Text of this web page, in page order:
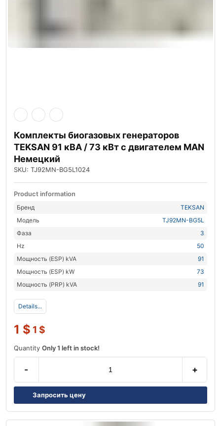
Комплекты биогазовых генераторов
TEKSAN 91 кВА / 73 кВт с двигателем MAN
Немецкий
SKU: TJ92MN-BG5L1024
Product information
Бренд
TEKSAN
Модель
TJ92MN-BG5L
Фаза
3
Hz
50
Мощность (ESP) kVA
91
Мощность (ESP) kW
73
Мощность (PRP) kVA
91
Details...
1 $ 1 $
Quantity Only 1 left in stock!
- +
Запросить цену